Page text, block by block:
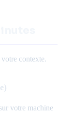
contexte.
votre machine